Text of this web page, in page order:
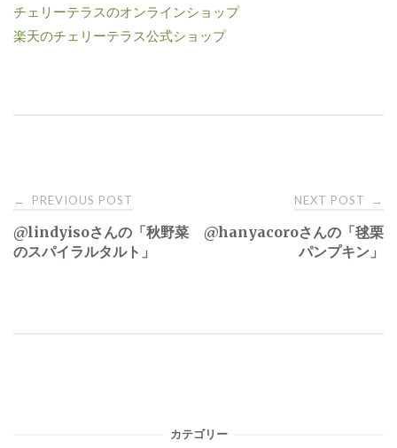
チェリーテラスのオンラインショップ
楽天のチェリーテラス公式ショップ
Post
navigation
← PREVIOUS POST
@lindyisoさんの「秋野菜
のスパイラルタルト」
NEXT POST →
@hanyacoroさんの「毬栗
パンプキン」
カテゴリー